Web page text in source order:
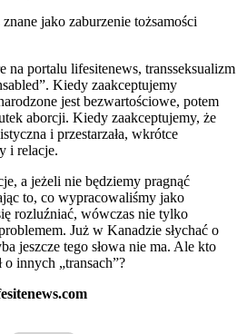
jako zaburzenie tożsamości
na portalu lifesitenews, transseksualizm
Kiedy zaakceptujemy
jest bezwartościowe, potem
aborcji. Kiedy zaakceptujemy, że
i przestarzała, wkrótce
i relacje.
a jeżeli nie będziemy pragnąć
to, co wypracowaliśmy jako
rozluźniać, wówczas nie tylko
Już w Kanadzie słychać o
jeszcze tego słowa nie ma. Ale kto
o innych „transach”?